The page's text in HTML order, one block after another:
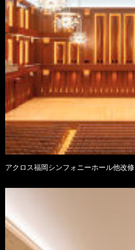
アクロス福岡シンフォニーホール他改修